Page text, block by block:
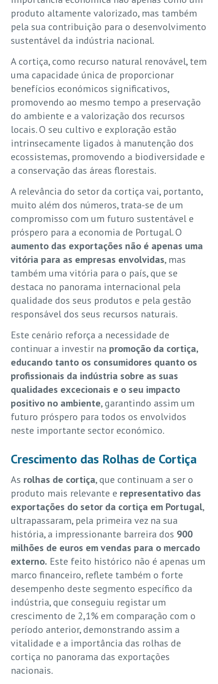
produto altamente valorizado, mas também
pela sua contribuição para o desenvolvimento
sustentável da indústria nacional.
A cortiça, como recurso natural renovável, tem
uma capacidade única de proporcionar
benefícios económicos significativos,
promovendo ao mesmo tempo a preservação
do ambiente e a valorização dos recursos
locais. O seu cultivo e exploração estão
intrinsecamente ligados à manutenção dos
ecossistemas, promovendo a biodiversidade e
a conservação das áreas florestais.
A relevância do setor da cortiça vai, portanto,
muito além dos números, trata-se de um
compromisso com um futuro sustentável e
próspero para a economia de Portugal. O
aumento das exportações não é apenas uma
vitória para as empresas envolvidas, mas
também uma vitória para o país, que se
destaca no panorama internacional pela
qualidade dos seus produtos e pela gestão
responsável dos seus recursos naturais.
Este cenário reforça a necessidade de
continuar a investir na promoção da cortiça,
educando tanto os consumidores quanto os
profissionais da indústria sobre as suas
qualidades excecionais e o seu impacto
positivo no ambiente, garantindo assim um
futuro próspero para todos os envolvidos
neste importante sector económico.
Crescimento das Rolhas de Cortiça
As rolhas de cortiça, que continuam a ser o
produto mais relevante e representativo das
exportações do setor da cortiça em Portugal,
ultrapassaram, pela primeira vez na sua
história, a impressionante barreira dos 900
milhões de euros em vendas para o mercado
externo. Este feito histórico não é apenas um
marco financeiro, reflete também o forte
desempenho deste segmento específico da
indústria, que conseguiu registar um
crescimento de 2,1% em comparação com o
período anterior, demonstrando assim a
vitalidade e a importância das rolhas de
cortiça no panorama das exportações
nacionais.